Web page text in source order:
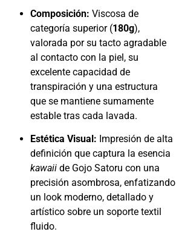
Composición: Viscosa de
categoría superior (180g),
valorada por su tacto agradable
al contacto con la piel, su
excelente capacidad de
transpiración y una estructura
que se mantiene sumamente
estable tras cada lavada.
Estética Visual: Impresión de alta
definición que captura la esencia
kawaii de Gojo Satoru con una
precisión asombrosa, enfatizando
un look moderno, detallado y
artístico sobre un soporte textil
fluido.